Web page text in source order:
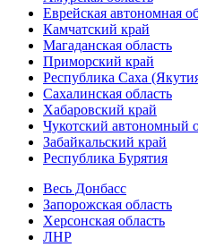
Еврейская автономная
Камчатский край
Магаданская область
Приморский край
Республика Саха
Сахалинская область
Хабаровский край
Чукотский автономный
Забайкальский край
Республика Бурятия
Весь Донбасс
Запорожская область
Херсонская область
ЛНР